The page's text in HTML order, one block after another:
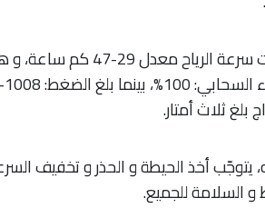
بلغ ثلاث أمتار.
يتوجّب أخذ الحيطة و الحذر و تخفيف
و السلامة للجميع.